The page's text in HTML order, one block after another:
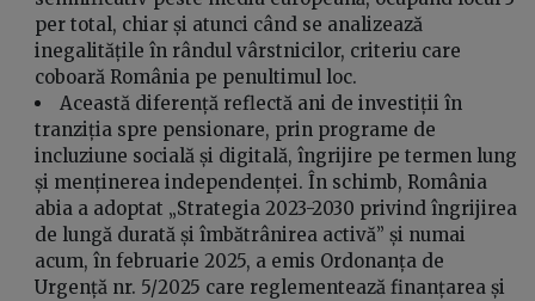
per total, chiar și atunci când se analizează
inegalitățile în rândul vârstnicilor, criteriu care
coboară România pe penultimul loc.
Această diferență reflectă ani de investiții în
tranziția spre pensionare, prin programe de
incluziune socială și digitală, îngrijire pe termen lung
și menținerea independenței. În schimb, România
abia a adoptat „Strategia 2023-2030 privind îngrijirea
de lungă durată și îmbătrânirea activă” și numai
acum, în februarie 2025, a emis Ordonanța de
Urgență nr. 5/2025 care reglementează finanțarea și